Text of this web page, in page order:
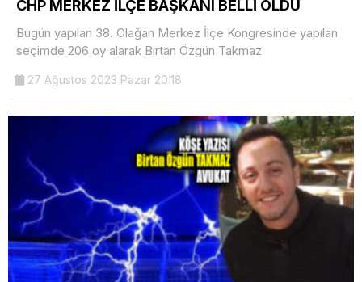
CHP MERKEZ İLÇE BAŞKANI BELLİ OLDU
Bugün yapılan 38. Olağan Merkez İlçe Kongresinde yapılan
seçimde 206 oy alarak Birtan Özgün Takmaz
27 Ağustos 2023 Pazar 20:18